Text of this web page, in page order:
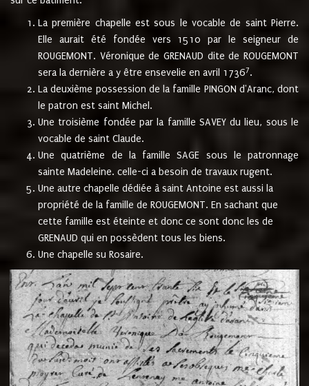
La première chapelle est sous le vocable de saint Pierre.
Elle aurait été fondée vers 1510 par le seigneur de
ROUGEMONT. Véronique de GRENAUD dite de ROUGEMONT
sera la dernière a y être ensevelie en avril 17367.
La deuxième possession de la famille PINGON d'Aranc, dont
le patron est saint Michel.
Une troisième fondée par la famille SAVEY du lieu, sous le
vocable de saint Claude.
Une quatrième de la famille SAGE sous le patronnage
sainte Madeleine. celle-ci a besoin de travaux rugent.
Une autre chapelle dédiée à saint Antoine est aussi la
propriété de la famille de ROUGEMONT. En sachant que
cette famille est éteinte et donc ce sont donc les de
GRENAUD qui en possèdent tous les biens.
Une chapelle su Rosaire.